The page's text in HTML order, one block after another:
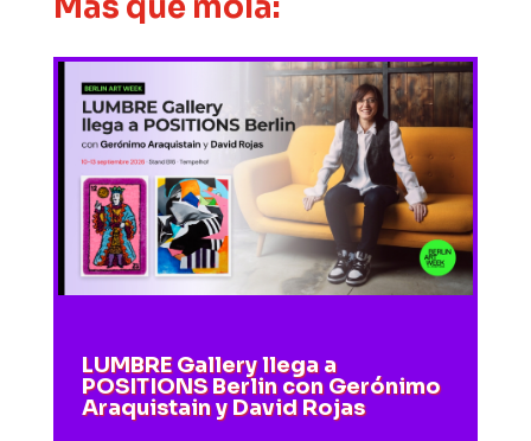
LUMBRE Gallery llega a
POSITIONS Berlin con Gerónimo
Araquistain y David Rojas